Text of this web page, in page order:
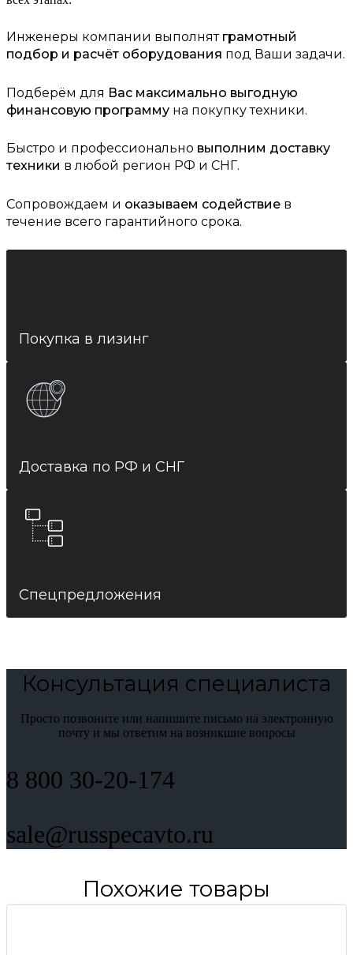
Инженеры компании выполнят грамотный
подбор и расчёт оборудования под Ваши задачи.
Подберём для Вас максимально выгодную
финансовую программу на покупку техники.
Быстро и профессионально выполним доставку
техники в любой регион РФ и СНГ.
Сопровождаем и оказываем содействие в
течение всего гарантийного срока.
Покупка в лизинг
Доставка по РФ и СНГ
Спецпредложения
Консультация специалиста
Просто позвоните или напишите письмо на электронную
почту и мы ответим на возникшие вопросы
8 800 30-20-174
sale@russpecavto.ru
Похожие товары